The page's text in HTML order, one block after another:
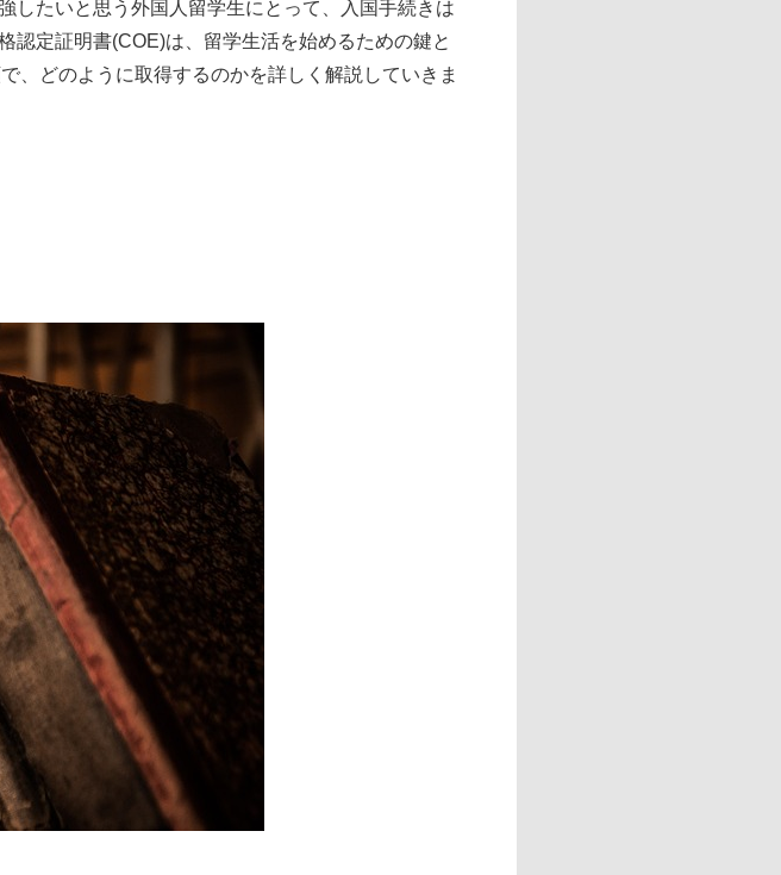
したいと思う外国人留学生にとって、入国手続きは
認定証明書(COE)は、留学生活を始めるための鍵と
、どのように取得するのかを詳しく解説していきま